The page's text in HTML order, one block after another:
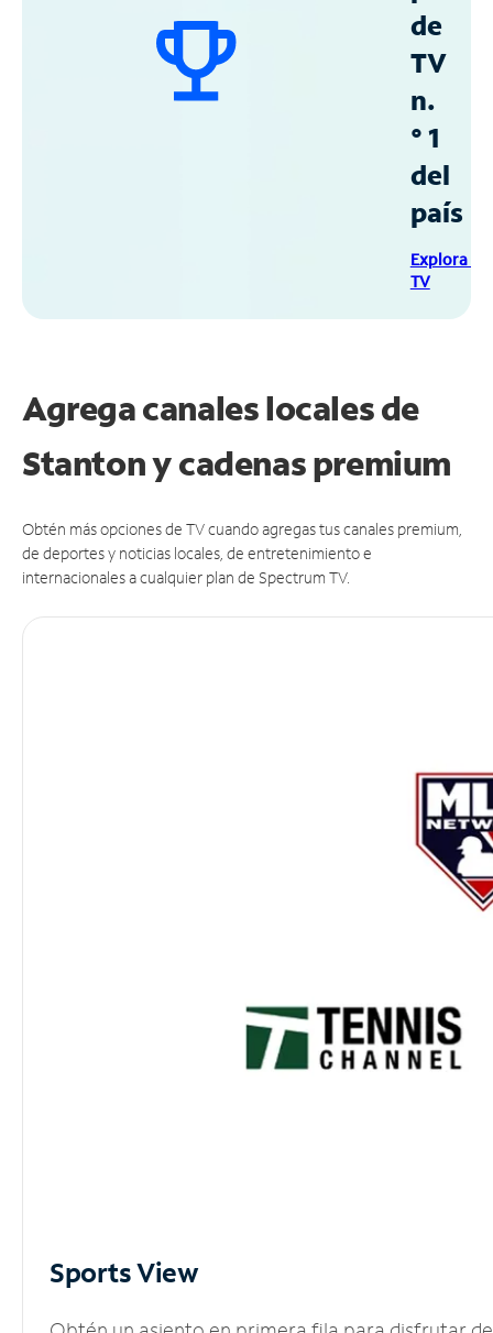
de
TV
n.
° 1
del
país
Explora
TV
Agrega canales locales de
Stanton y cadenas premium
Obtén más opciones de TV cuando agregas tus canales premium,
de deportes y noticias locales, de entretenimiento e
internacionales a cualquier plan de Spectrum TV.
Sports View